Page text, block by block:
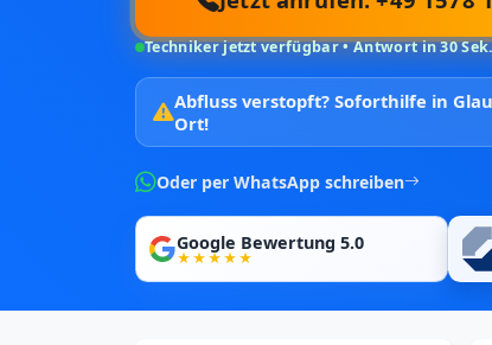
Techniker jetzt verfügbar • Antwort in 30
Abfluss verstopft? Soforthilfe in
Ort!
Oder per WhatsApp schreiben
Google Bewertung 5.0
★★★★★